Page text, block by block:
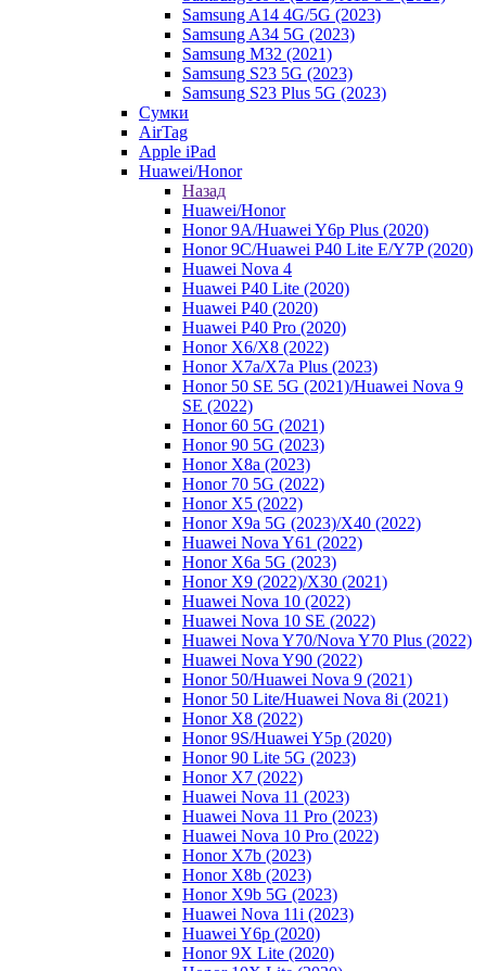
Samsung A14 4G/5G (2023)
Samsung A34 5G (2023)
Samsung M32 (2021)
Samsung S23 5G (2023)
Samsung S23 Plus 5G (2023)
Сумки
AirTag
Apple iPad
Huawei/Honor
Назад
Huawei/Honor
Honor 9A/Huawei Y6p Plus (2020)
Honor 9C/Huawei P40 Lite E/Y7P (2020)
Huawei Nova 4
Huawei P40 Lite (2020)
Huawei P40 (2020)
Huawei P40 Pro (2020)
Honor X6/Х8 (2022)
Honor X7a/X7a Plus (2023)
Honor 50 SE 5G (2021)/Huawei Nova 9
SE (2022)
Honor 60 5G (2021)
Honor 90 5G (2023)
Honor X8a (2023)
Honor 70 5G (2022)
Honor X5 (2022)
Honor X9a 5G (2023)/Х40 (2022)
Huawei Nova Y61 (2022)
Honor X6a 5G (2023)
Honor X9 (2022)/Х30 (2021)
Huawei Nova 10 (2022)
Huawei Nova 10 SE (2022)
Huawei Nova Y70/Nova Y70 Plus (2022)
Huawei Nova Y90 (2022)
Honor 50/Huawei Nova 9 (2021)
Honor 50 Lite/Huawei Nova 8i (2021)
Honor X8 (2022)
Honor 9S/Huawei Y5p (2020)
Honor 90 Lite 5G (2023)
Honor X7 (2022)
Huawei Nova 11 (2023)
Huawei Nova 11 Pro (2023)
Huawei Nova 10 Pro (2022)
Honor X7b (2023)
Honor X8b (2023)
Honor X9b 5G (2023)
Huawei Nova 11i (2023)
Huawei Y6p (2020)
Honor 9X Lite (2020)